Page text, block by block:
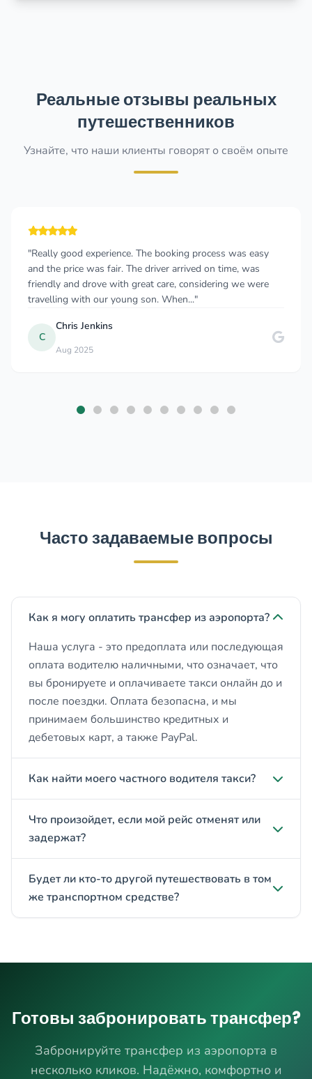
Реальные отзывы реальных
путешественников
Узнайте, что наши клиенты говорят о своём опыте
"Really good experience. The booking process was easy
and the price was fair. The driver arrived on time, was
friendly and drove with great care, considering we were
travelling with our young son. When..."
C
Chris Jenkins
Aug 2025
Часто задаваемые вопросы
Как я могу оплатить трансфер из аэропорта?
Наша услуга - это предоплата или последующая
оплата водителю наличными, что означает, что
вы бронируете и оплачиваете такси онлайн до и
после поездки. Оплата безопасна, и мы
принимаем большинство кредитных и
дебетовых карт, а также PayPal.
Как найти моего частного водителя такси?
Что произойдет, если мой рейс отменят или
задержат?
Будет ли кто-то другой путешествовать в том
же транспортном средстве?
Готовы забронировать трансфер?
Забронируйте трансфер из аэропорта в
несколько кликов. Надёжно, комфортно и